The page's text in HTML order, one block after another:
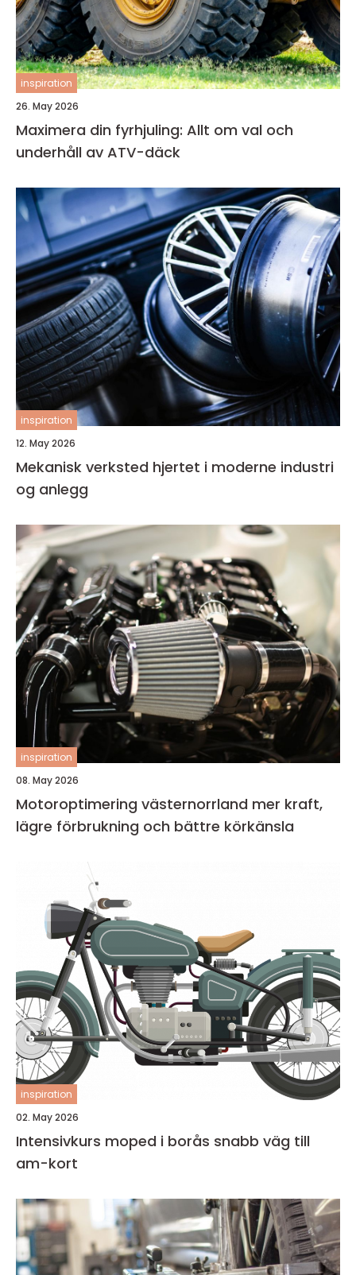
inspiration
26. May 2026
Maximera din fyrhjuling: Allt om val och
underhåll av ATV-däck
inspiration
12. May 2026
Mekanisk verksted hjertet i moderne industri
og anlegg
inspiration
08. May 2026
Motoroptimering västernorrland mer kraft,
lägre förbrukning och bättre körkänsla
inspiration
02. May 2026
Intensivkurs moped i borås snabb väg till
am-kort